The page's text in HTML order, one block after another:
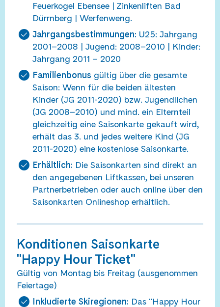
Feuerkogel Ebensee | Zinkenliften Bad
Dürrnberg | Werfenweng.
Jahrgangsbestimmungen: U25: Jahrgang
2001–2008 | Jugend: 2008–2010 | Kinder:
Jahrgang 2011 – 2020
Familienbonus gültig über die gesamte
Saison: Wenn für die beiden ältesten
Kinder (JG 2011-2020) bzw. Jugendlichen
(JG 2008–2010) und mind. ein Elternteil
gleichzeitig eine Saisonkarte gekauft wird,
erhält das 3. und jedes weitere Kind (JG
2011-2020) eine kostenlose Saisonkarte.
Erhältlich: Die Saisonkarten sind direkt an
den angegebenen Liftkassen, bei unseren
Partnerbetrieben oder auch online über den
Saisonkarten Onlineshop erhältlich.
Konditionen Saisonkarte
"Happy Hour Ticket"
Gültig von Montag bis Freitag (ausgenommen
Feiertage)
Inkludierte Skiregionen: Das "Happy Hour